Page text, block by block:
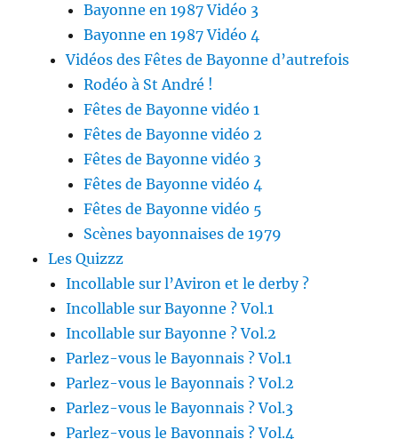
Bayonne en 1987 Vidéo 3
Bayonne en 1987 Vidéo 4
Vidéos des Fêtes de Bayonne d’autrefois
Rodéo à St André !
Fêtes de Bayonne vidéo 1
Fêtes de Bayonne vidéo 2
Fêtes de Bayonne vidéo 3
Fêtes de Bayonne vidéo 4
Fêtes de Bayonne vidéo 5
Scènes bayonnaises de 1979
Les Quizzz
Incollable sur l’Aviron et le derby ?
Incollable sur Bayonne ? Vol.1
Incollable sur Bayonne ? Vol.2
Parlez-vous le Bayonnais ? Vol.1
Parlez-vous le Bayonnais ? Vol.2
Parlez-vous le Bayonnais ? Vol.3
Parlez-vous le Bayonnais ? Vol.4